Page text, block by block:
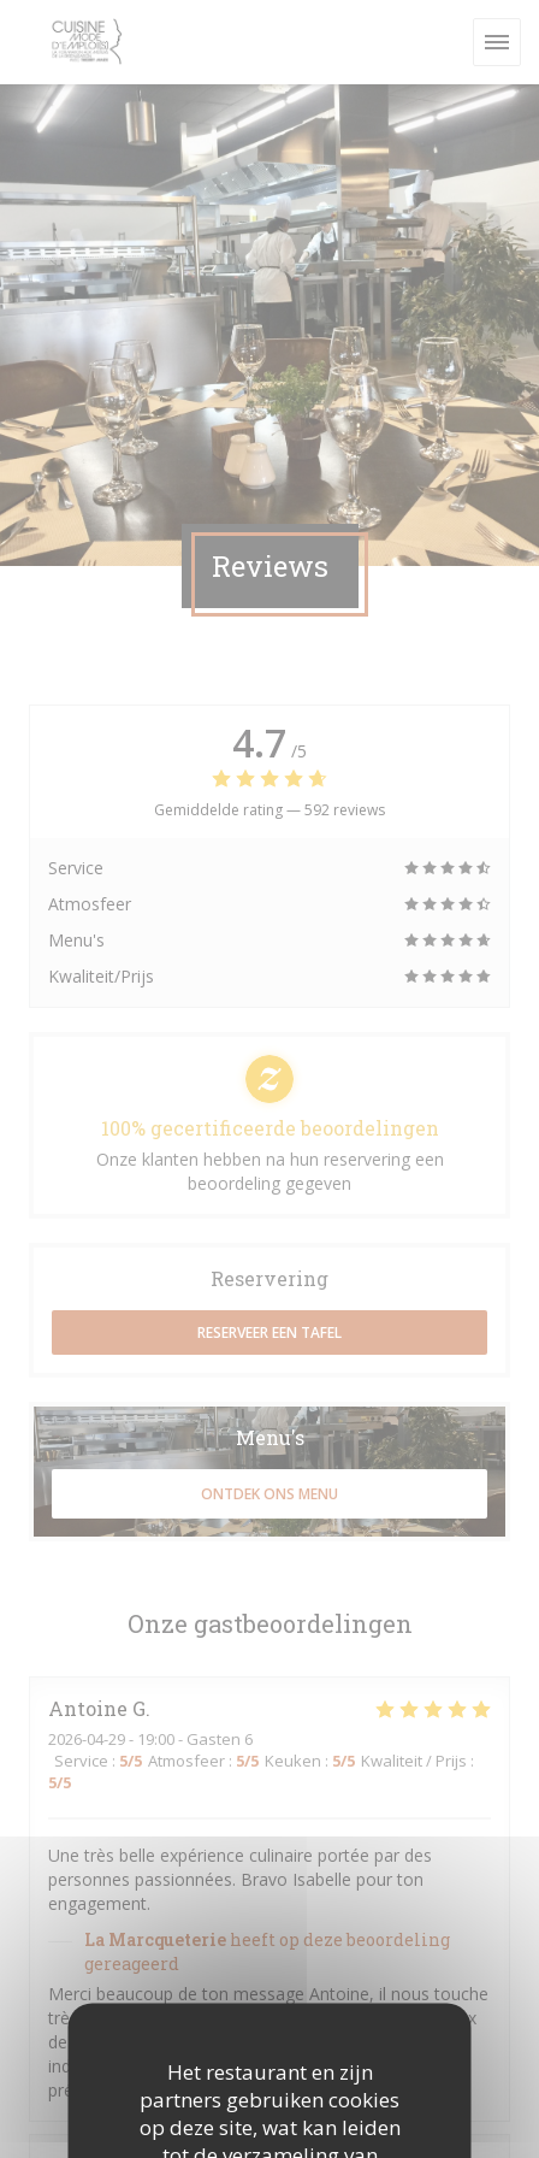
Het restaurant en zijn
partners gebruiken cookies
op deze site, wat kan leiden
Reviews
Onze gastbeoordelingen
Antoine G
2026-04-29- 19:00 - Gasten 6
Service : 5/5 Atmosfeer : 5/5 Keuken : 5/5 Kwaliteit / Prijs :
5/5
Une très belle expérience culinaire portée par des
personnes passionnées. Bravo Isabelle pour ton
engagement.
La Marcqueterie heeft op deze beoordeling
gereageerd
Merci beaucoup de ton message Antoine, il nous touche
très sincèrement. Nous sommes toujours très heureux
de vous accueillir, ta famille et toi. Ton soutien
indéfectible depuis plusieurs années déjà nous est
précieux. Au plaisir de te revoir très vite
4.7 /5
Gemiddelde rating —592 reviews
Service
Atmosfeer
Menu's
Kwaliteit/Prijs
100% gecertificeerde beoordelingen
Onze klanten hebben na hun reservering een
beoordeling gegeven
Reservering
RESERVEER EEN TAFEL
Menu's
ONTDEK ONS MENU